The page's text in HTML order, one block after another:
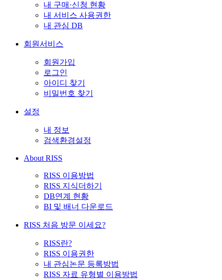
내 구매·신청 현황
내 서비스 사용권한
내 관심 DB
회원서비스
회원가입
로그인
아이디 찾기
비밀번호 찾기
설정
내 정보
검색환경설정
About RISS
RISS 이용방법
RISS 지식더하기
DB연계 현황
BI 및 배너 다운로드
RISS 처음 방문 이세요?
RISS란?
RISS 이용권한
내 관심논문 등록방법
RISS 자료 유형별 이용방법